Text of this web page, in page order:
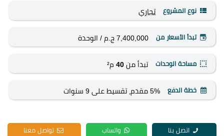
نوع المشروع تجاري
تبدأ الأسعار من 7,400,000 ج.م / الوحدة
مساحة الوحدات تبدأ من 40م²
خطة الدفع 5% مقدم، تقسيط على 9 سنوات
اتصل بنا واتساب تواصل معنا